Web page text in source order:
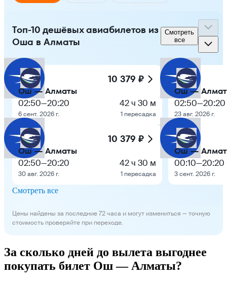
Топ-10 дешёвых авиабилетов из
Оша в Алматы
Смотреть
все
10 379 ₽
Ош — Алматы
02:50—20:20
6 сент. 2026 г.
42 ч 30 м
1 пересадка
10 379 ₽
Ош — Алматы
02:50—20:20
30 авг. 2026 г.
42 ч 30 м
1 пересадка
Ош —
02:50—20:20
23 авг. 2026 г.
Ош —
00:10—20:20
3 сент. 2026 г.
Смотреть все
Цены найдены за последние 72 часа и могут измениться — точную
стоимость проверяйте при переходе.
За сколько дней до вылета выгоднее
покупать билет Ош — Алматы?